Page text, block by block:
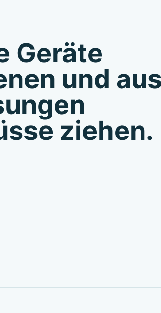
Geräte
und aus
ziehen.